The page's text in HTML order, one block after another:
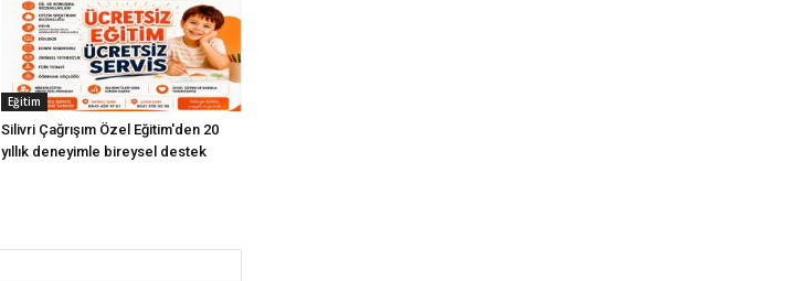
Eğitim
Silivri Çağrışım Özel Eğitim'den 20
yıllık deneyimle bireysel destek